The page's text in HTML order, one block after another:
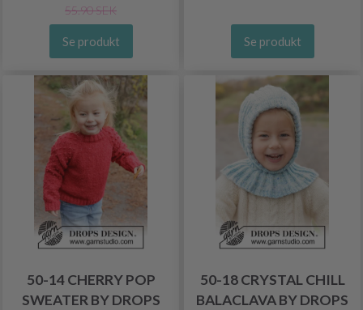
55.90 SEK
Se produkt Se produkt
50-14 CHERRY POP
SWEATER BY DROPS
50-18 CRYSTAL CHILL
BALACLAVA BY DROPS